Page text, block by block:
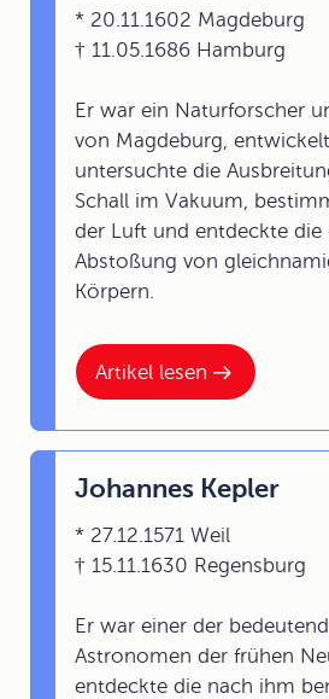
Artikel lesen
* 20.11.1602 Magdeburg
† 11.05.1686 Hamburg
Er war ein Naturforscher
von Magdeburg,
untersuchte die
Schall im Vakuum,
der Luft und entdeckte die
Abstoßung von
Körpern.
Johannes Kepler
* 27.12.1571 Weil
† 15.11.1630 Regensburg
Er war einer der
Astronomen der frühen
entdeckte die nach ihm